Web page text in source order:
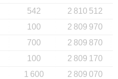
542
2 810 512
100
2 809 970
700
2 809 870
100
2 809 170
1 600
2 809 070